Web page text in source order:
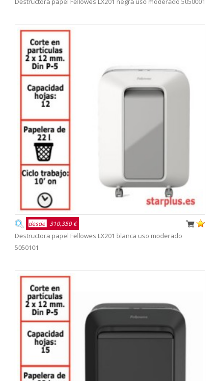
desde 310,350 €
Destructora papel Fellowes LX201 blanca uso moderado
5050101